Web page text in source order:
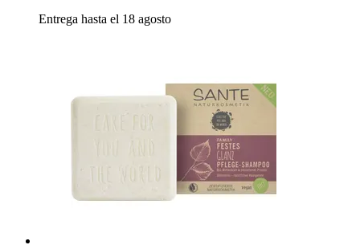
Entrega hasta el 18 agosto